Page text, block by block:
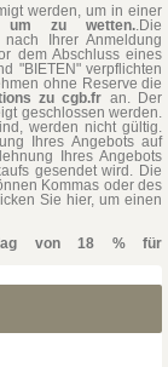
werden, um in einer
zu wetten. .Die
Ihrer Anmeldung
dem Abschluss eines
"BIETEN" verpflichten
ohne Reserve die
zu cgb.fr an. Der
geschlossen werden.
werden nicht gültig.
Ihres Angebots auf
Ihres Angebots
gesendet wird. Die
Kommas oder des
Sie hier, um einen
von 18 % für